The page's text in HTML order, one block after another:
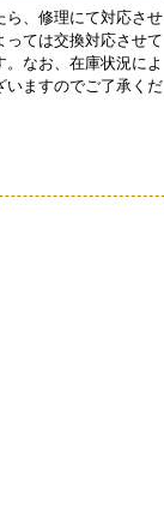
ら、修理にて対応させ
っては交換対応させて
なお、在庫状況によ
いますのでご了承くだ